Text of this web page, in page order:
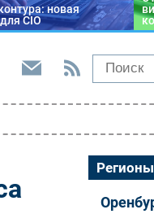
новая
CIO
РАЗДЕЛЫ
Новости
Регионы